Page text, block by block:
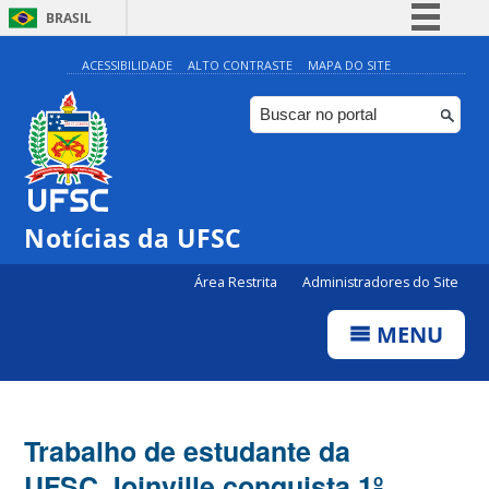
BRASIL
Simplifique!
Comunica BR
Participe
ACESSIBILIDADE ALTO CONTRASTE MAPA DO SITE
Notícias da UFSC
Área Restrita Administradores do Site
MENU
Trabalho de estudante da